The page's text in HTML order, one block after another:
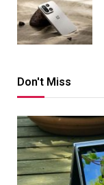
Don't Miss